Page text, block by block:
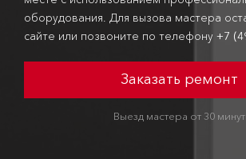
оборудования. Для вызова мастера
сайте или позвоните по телефону +7
Заказать ремонт
Выезд мастера от 30 минут